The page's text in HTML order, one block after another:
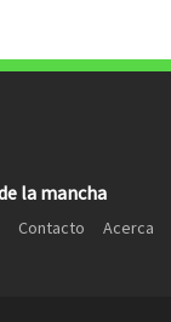
la mancha
Contacto
Acerca